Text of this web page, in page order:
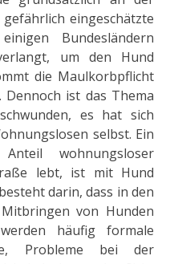
eingeschätzte
Bundesländern
um den Hund
die Maulkorbpflicht
ist das Thema
es hat sich
selbst. Ein
wohnungsloser
lebt, ist mit Hund
darin, dass in den
von Hunden
häufig formale
Probleme bei der